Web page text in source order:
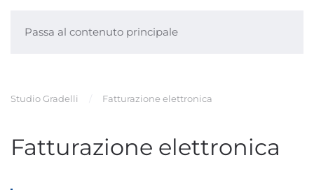
Passa al contenuto principale
Studio Gradelli Fatturazione elettronica
Fatturazione elettronica